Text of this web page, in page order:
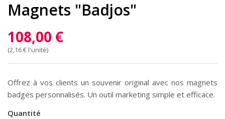
Magnets "Badjos"
108,00 €
(2,16 € l'unité)
Offrez à vos clients un souvenir original avec nos magnets
badges personnalisés. Un outil marketing simple et efficace.
Quantité